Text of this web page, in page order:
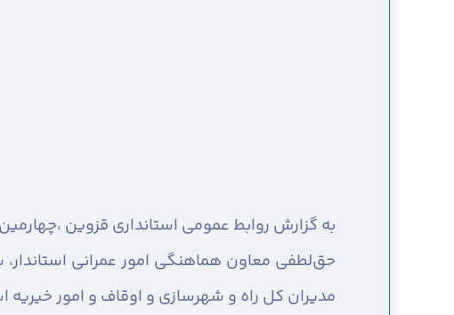
به گزارش روابط عمومی استانداری قزوین ،
حق‌لطفی معاون هماهنگی امور عمرانی
مدیران کل راه و شهرسازی و اوقاف و امور